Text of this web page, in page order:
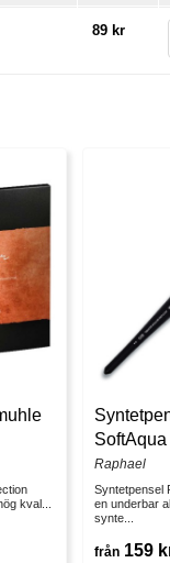
89 kr
kval...
Raphael
Syntetpensel
en underbar
synte...
från 159